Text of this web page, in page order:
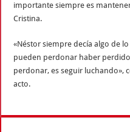
importante siempre es
Cristina.
«Néstor siempre decía algo de
pueden perdonar haber
perdonar, es seguir luchando»,
acto.